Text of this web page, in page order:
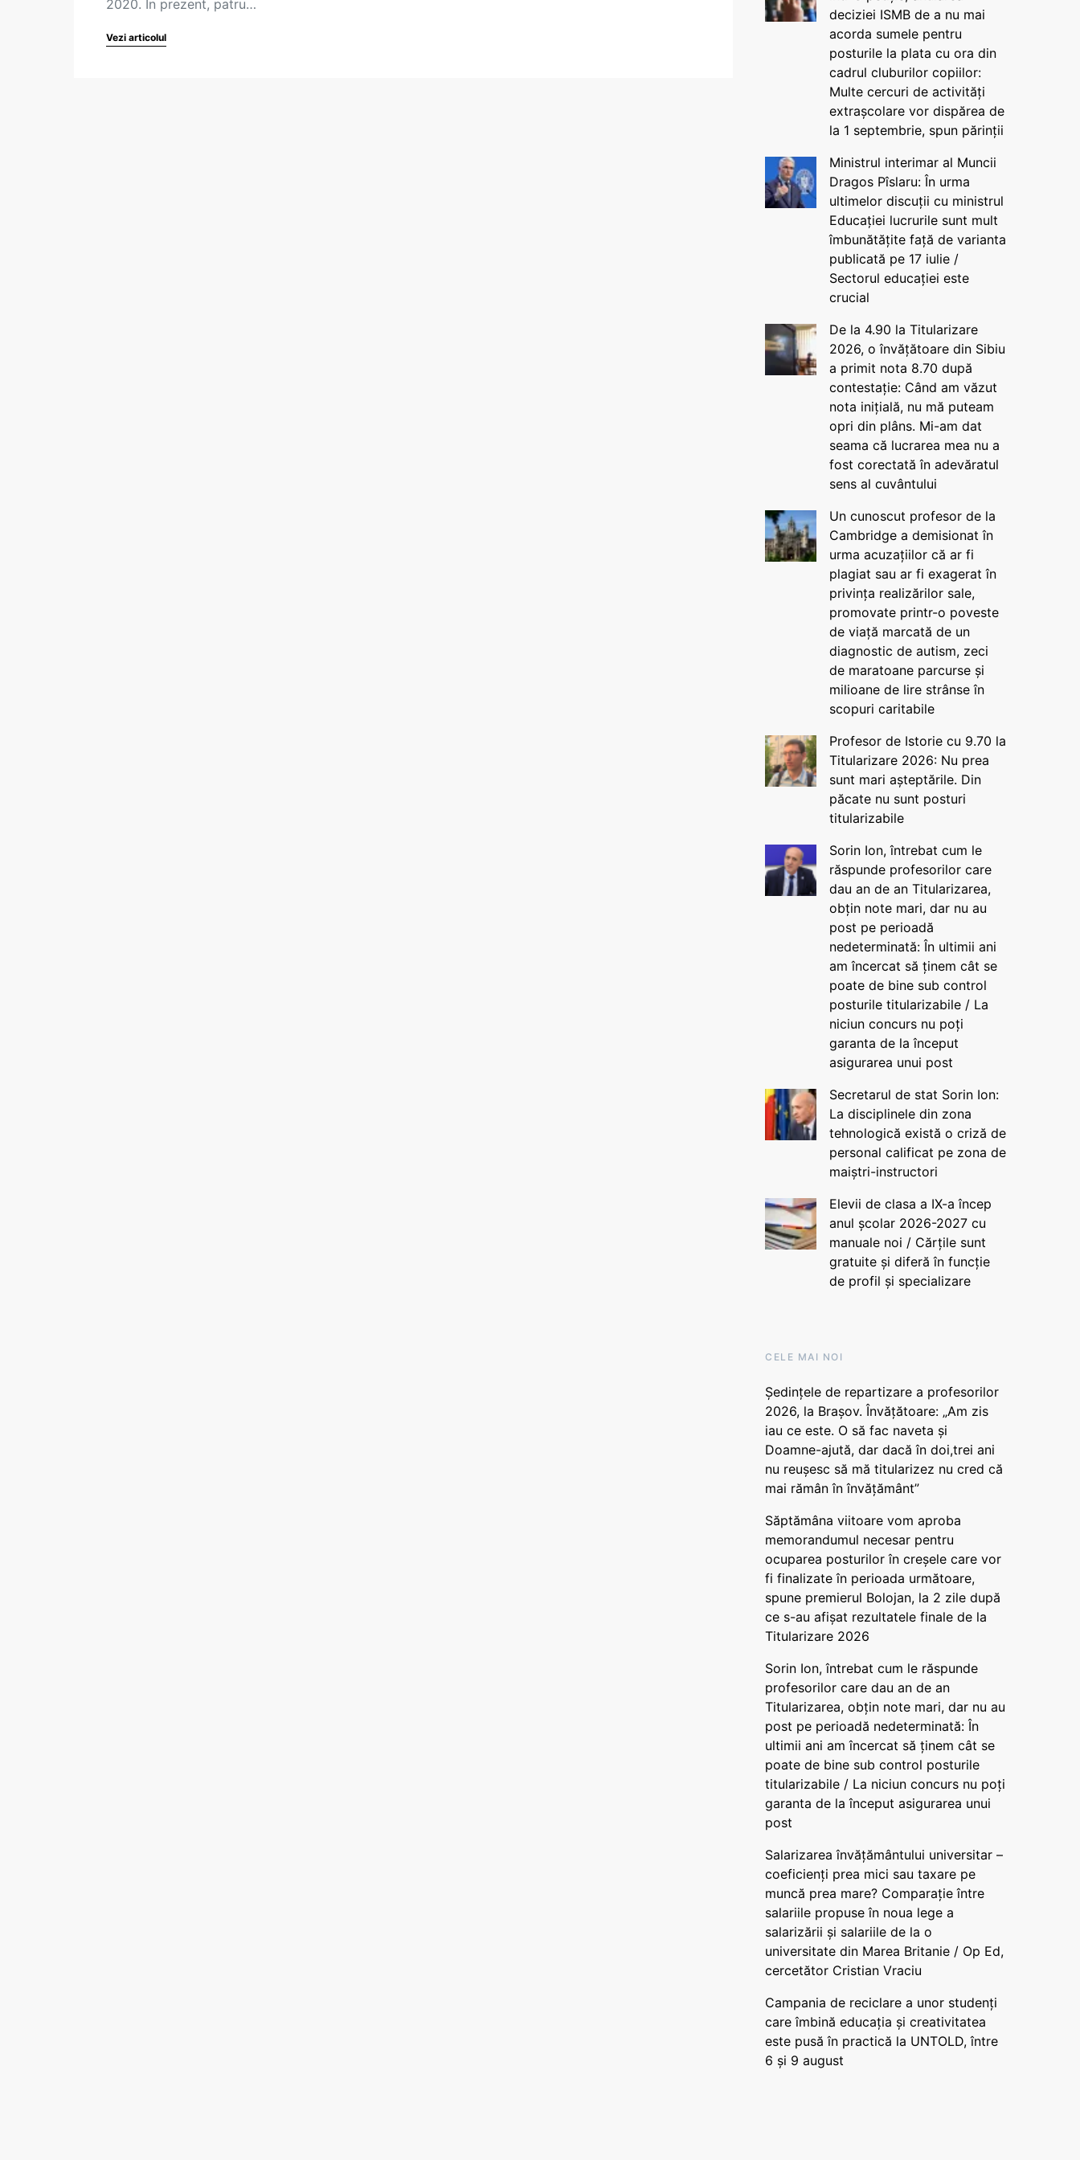
2020. În prezent, patru…
Vezi articolul
deciziei ISMB de a nu mai
acorda sumele pentru
posturile la plata cu ora din
cadrul cluburilor copiilor:
Multe cercuri de activități
extrașcolare vor dispărea de
la 1 septembrie, spun părinții
Ministrul interimar al Muncii
Dragos Pîslaru: În urma
ultimelor discuții cu ministrul
Educației lucrurile sunt mult
îmbunătățite față de varianta
publicată pe 17 iulie /
Sectorul educației este
crucial
De la 4.90 la Titularizare
2026, o învățătoare din Sibiu
a primit nota 8.70 după
contestație: Când am văzut
nota inițială, nu mă puteam
opri din plâns. Mi-am dat
seama că lucrarea mea nu a
fost corectată în adevăratul
sens al cuvântului
Un cunoscut profesor de la
Cambridge a demisionat în
urma acuzațiilor că ar fi
plagiat sau ar fi exagerat în
privința realizărilor sale,
promovate printr-o poveste
de viață marcată de un
diagnostic de autism, zeci
de maratoane parcurse și
milioane de lire strânse în
scopuri caritabile
Profesor de Istorie cu 9.70 la
Titularizare 2026: Nu prea
sunt mari așteptările. Din
păcate nu sunt posturi
titularizabile
Sorin Ion, întrebat cum le
răspunde profesorilor care
dau an de an Titularizarea,
obțin note mari, dar nu au
post pe perioadă
nedeterminată: În ultimii ani
am încercat să ținem cât se
poate de bine sub control
posturile titularizabile / La
niciun concurs nu poți
garanta de la început
asigurarea unui post
Secretarul de stat Sorin Ion:
La disciplinele din zona
tehnologică există o criză de
personal calificat pe zona de
maiștri-instructori
Elevii de clasa a IX-a încep
anul școlar 2026-2027 cu
manuale noi / Cărțile sunt
gratuite și diferă în funcție
de profil și specializare
CELE MAI NOI
Ședințele de repartizare a profesorilor
2026, la Brașov. Învățătoare: „Am zis
iau ce este. O să fac naveta și
Doamne-ajută, dar dacă în doi,trei ani
nu reușesc să mă titularizez nu cred că
mai rămân în învățământ”
Săptămâna viitoare vom aproba
memorandumul necesar pentru
ocuparea posturilor în creșele care vor
fi finalizate în perioada următoare,
spune premierul Bolojan, la 2 zile după
ce s-au afișat rezultatele finale de la
Titularizare 2026
Sorin Ion, întrebat cum le răspunde
profesorilor care dau an de an
Titularizarea, obțin note mari, dar nu au
post pe perioadă nedeterminată: În
ultimii ani am încercat să ținem cât se
poate de bine sub control posturile
titularizabile / La niciun concurs nu poți
garanta de la început asigurarea unui
post
Salarizarea învățământului universitar –
coeficienți prea mici sau taxare pe
muncă prea mare? Comparație între
salariile propuse în noua lege a
salarizării și salariile de la o
universitate din Marea Britanie / Op Ed,
cercetător Cristian Vraciu
Campania de reciclare a unor studenți
care îmbină educația și creativitatea
este pusă în practică la UNTOLD, între
6 și 9 august